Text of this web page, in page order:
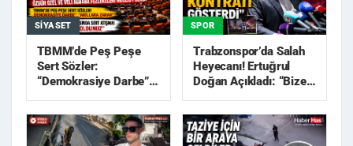
SIYASET
TBMM’de Peş Peşe
Sert Sözler:
“Demokrasiye Darbe”,
SPOR
Trabzonspor’da Salah
Heyecanı! Ertuğrul
Doğan Açıkladı: “Bize